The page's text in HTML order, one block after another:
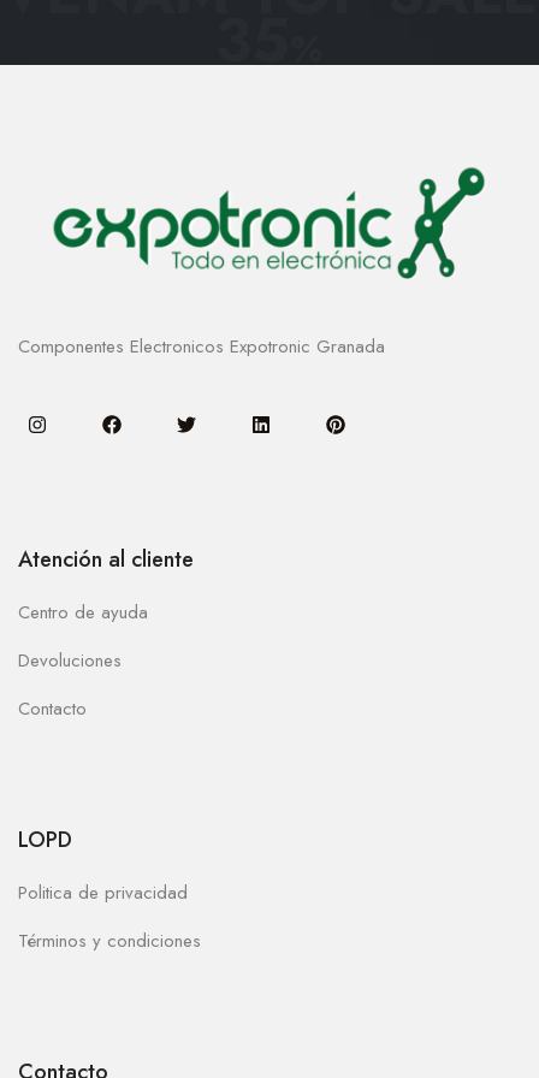
35
Componentes Electronicos Expotronic Granada
Atención al cliente
Centro de ayuda
Devoluciones
Contacto
LOPD
Politica de privacidad
Términos y condiciones
Contacto